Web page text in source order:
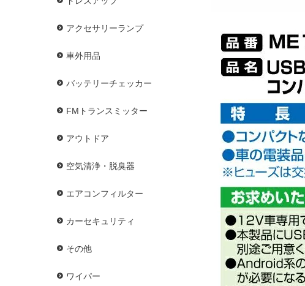
アクセサリーランプ
車外用品
バッテリーチェッカー
FMトランスミッター
アウトドア
空気清浄・脱臭器
エアコンフィルター
カーセキュリティ
その他
ワイパー